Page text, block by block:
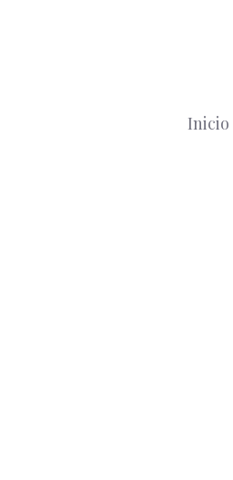
Inicio